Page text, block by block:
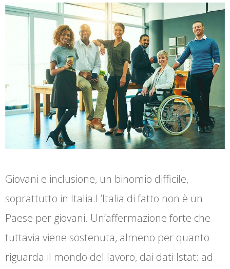
Giovani e inclusione, un binomio difficile,
soprattutto in Italia.L’Italia di fatto non è un
Paese per giovani. Un’affermazione forte che
tuttavia viene sostenuta, almeno per quanto
riguarda il mondo del lavoro, dai dati Istat: ad